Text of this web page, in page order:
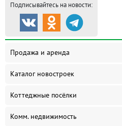
Подписывайтесь на новости:
Продажа и аренда
Каталог новостроек
Коттеджные посёлки
Комм. недвижимость